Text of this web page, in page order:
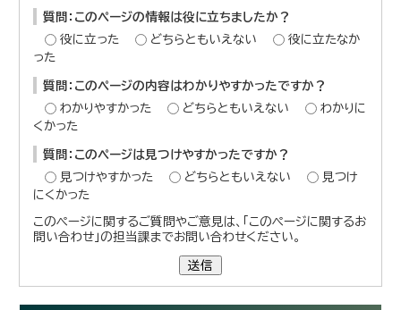
質問：このページの情報は役に立ちましたか？
役に立った
どちらともいえない
役に立たなか
った
質問：このページの内容はわかりやすかったですか？
わかりやすかった
どちらともいえない
わかりに
くかった
質問：このページは見つけやすかったですか？
見つけやすかった
どちらともいえない
見つけ
にくかった
このページに関するご質問やご意見は、「このページに関するお
問い合わせ」の担当課までお問い合わせください。
送信